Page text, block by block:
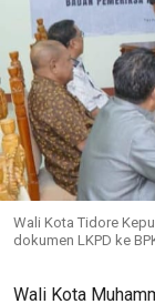
Wali Kota Tidore
dokumen LKPD ke
Wali Kota